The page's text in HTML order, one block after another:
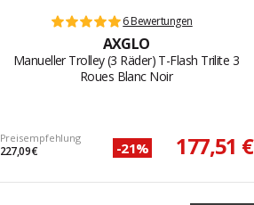
6 Bewertungen
AXGLO
Manueller Trolley (3 Räder) T-Flash Trilite 3
Roues Blanc Noir
Preisempfehlung
227,09 € -21% 177,51 €